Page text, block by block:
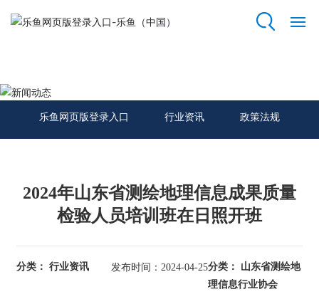
乐鱼网页版登录入口
页
录
入
于
乐鱼网页版登录入口 行业资讯 政策法规
2024年山东省测绘地理信息成果质量
检验人员培训班在日照开班
分类： 行业资讯 发布时间：2024-04-25分类： 山东省测绘地
理信息行业协会